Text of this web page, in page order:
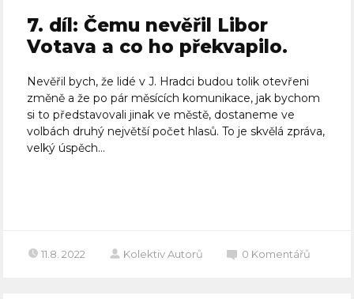
7. díl: Čemu nevěřil Libor
Votava a co ho překvapilo.
Nevěřil bych, že lidé v J. Hradci budou tolik otevřeni
změně a že po pár měsících komunikace, jak bychom
si to představovali jinak ve městě, dostaneme ve
volbách druhý největší počet hlasů. To je skvělá zpráva,
velký úspěch...
11.8. 2022 Kolektiv Autorů 0 Komentářů